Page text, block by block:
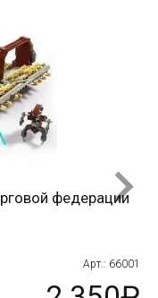
федерации
Арт.: 66001